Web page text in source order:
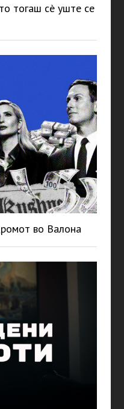
тогаш сè уште се
во Валона